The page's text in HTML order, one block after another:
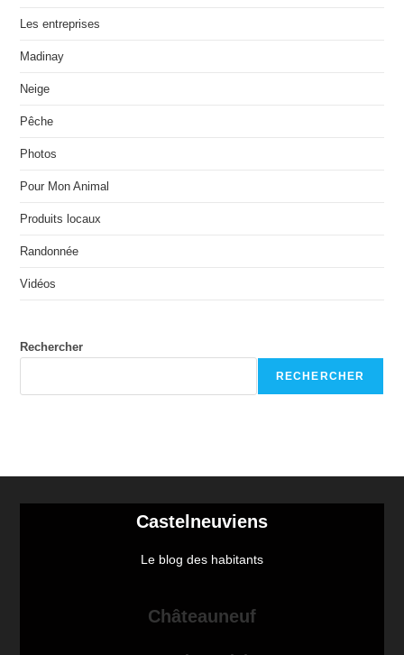
Les entreprises
Madinay
Neige
Pêche
Photos
Pour Mon Animal
Produits locaux
Randonnée
Vidéos
Rechercher
RECHERCHER
Castelneuviens
Le blog des habitants
Châteauneuf